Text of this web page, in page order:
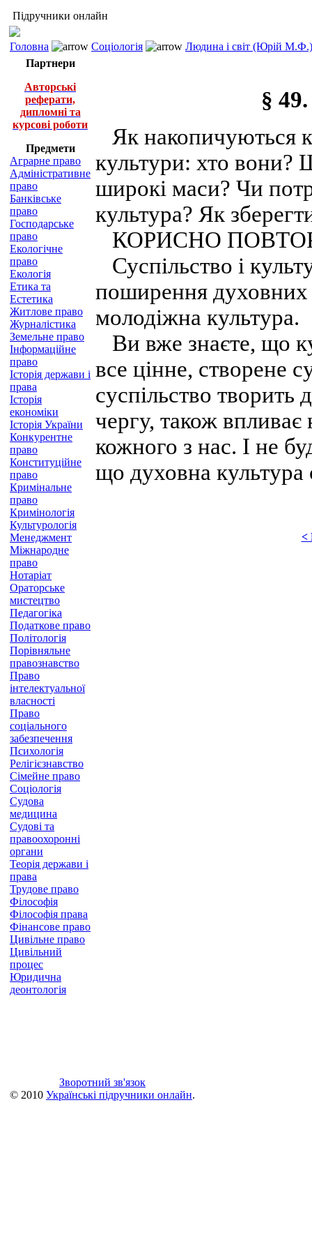
Підручники онлайн
Головна Соціологія
Людина і світ (Юрій М.Ф.)
Партнери
Авторські
реферати,
дипломні та
курсові роботи
Предмети
Аграрне право
Адміністративне
право
Банківське
право
Господарське
право
Екологічне
право
Екологія
Етика та
Естетика
Житлове право
Журналістика
Земельне право
Інформаційне
право
Історія держави і
права
Історія
економіки
Історія України
Конкурентне
право
Конституційне
право
Кримінальне
право
Кримінологія
Культурологія
Менеджмент
Міжнародне
право
Нотаріат
Ораторське
мистецтво
Педагогіка
Податкове право
Політологія
Порівняльне
правознавство
Право
інтелектуальної
власності
Право
соціального
забезпечення
Психологія
Релігієзнавство
Сімейне право
Соціологія
Судова
медицина
Судові та
правоохоронні
органи
Теорія держави і
права
Трудове право
Філософія
Філософія права
Фінансове право
Цивільне право
Цивільний
процес
Юридична
деонтологія
§
Як накопичуються
культури: хто вони?
широкі маси? Чи
культура? Як
КОРИСНО
Суспільство і
поширення духовних
молодіжна культура.
Ви вже знаєте, що
все цінне, створене
суспільство
чергу, також впливає
кожного з нас. І не
що духовна
<
Зворотний зв'язок
© 2010 Українські підручники онлайн.